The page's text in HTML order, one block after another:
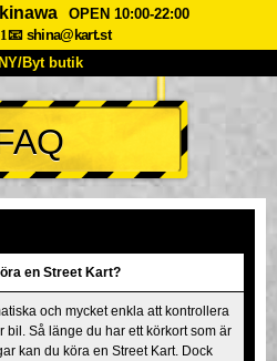
OPEN 10:00-22:00
📧 shina@kart.st
Byt butik
HEM
Pris
Tokyo Akihabara#1
Tokyo Shibuya
en Street Kart?
och mycket enkla att kontrollera
bil. Så länge du har ett körkort som är
kan du köra en Street Kart. Dock